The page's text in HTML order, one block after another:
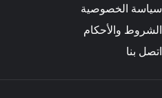
سياسة الخصوصية
الشروط والأحكام
اتصل بنا